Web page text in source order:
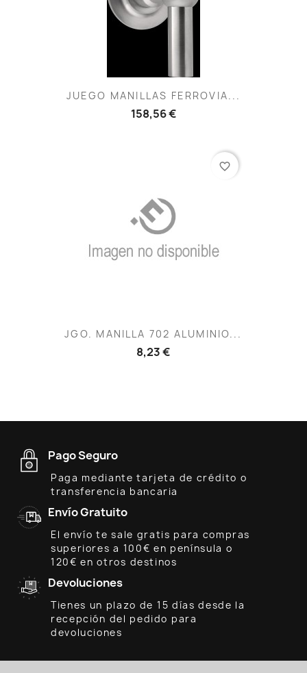
JUEGO MANILLAS FERROVIA...
158,56 €
JGO. MANILLA 702 ALUMINIO...
8,23 €
favorite_border
Pago Seguro
Paga mediante tarjeta de crédito o
transferencia bancaria
Envío Gratuito
El envío te sale gratis para compras
superiores a 100€ en península o
120€ en otros destinos
Devoluciones
Tienes un plazo de 15 días desde la
recepción del pedido para
devoluciones